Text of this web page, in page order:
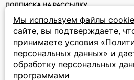
Мы используем файлы
сайте, вы подтверждаете,
принимаете условия
персональных данных» и
обработку персональных
программами
ПОДПИСКА НА РАССЫЛКУ
Подписываясь на рассылку, вы
обработки персональных данных и
обработку